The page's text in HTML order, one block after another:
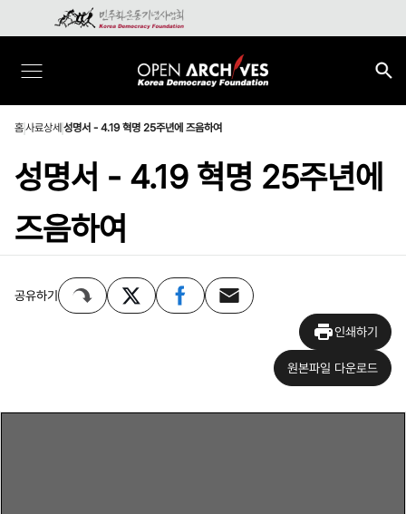
홈사료상세 성명서 - 4.19 혁명 25주년에 즈음하여
성명서 - 4.19 혁명 25주년에
즈음하여
공유하기
인쇄하기
원본파일 다운로드